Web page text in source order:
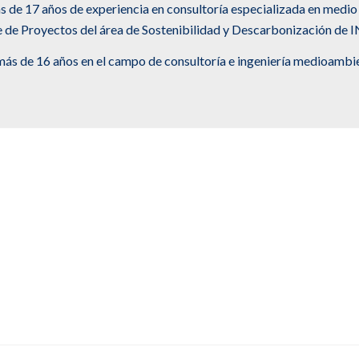
de 17 años de experiencia en consultoría especializada en
Proyectos del área de Sostenibilidad y Descarbonización de
de 16 años en el campo de consultoría e ingeniería